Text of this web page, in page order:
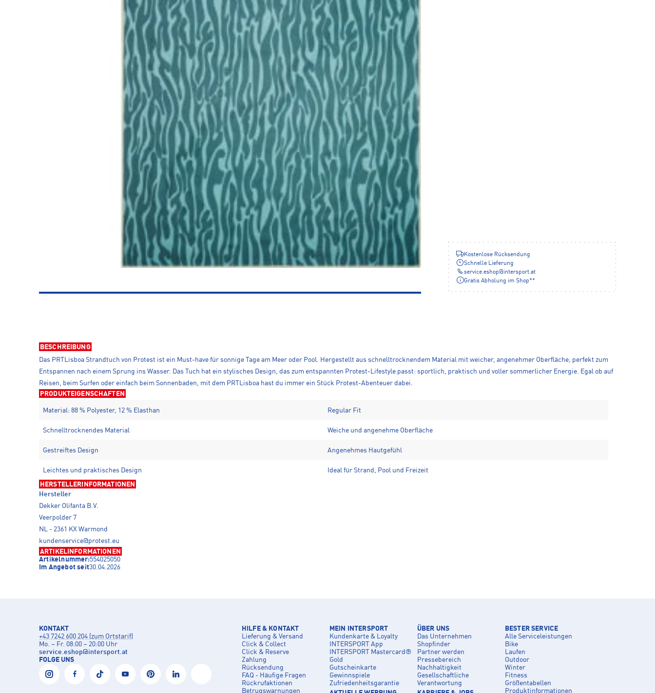
Kostenlose Rücksendung
Schnelle Lieferung
service.eshop@intersport.at
Gratis Abholung im Shop**
BESCHREIBUNG
Das PRTLisboa Strandtuch von Protest ist ein Must-have für sonnige Tage am Meer oder Pool. Hergestellt aus schnelltrocknendem Material mit weicher, angenehmer Oberfläche, perfekt zum
Entspannen nach einem Sprung ins Wasser. Das Tuch hat ein stylisches Design, das zum entspannten Protest-Lifestyle passt: sportlich, praktisch und voller sommerlicher Energie. Egal ob auf
Reisen, beim Surfen oder einfach beim Sonnenbaden, mit dem PRTLisboa hast du immer ein Stück Protest-Abenteuer dabei.
PRODUKTEIGENSCHAFTEN
Material: 88 % Polyester, 12 % Elasthan Regular Fit
Schnelltrocknendes Material Weiche und angenehme Oberfläche
Gestreiftes Design Angenehmes Hautgefühl
Leichtes und praktisches Design Ideal für Strand, Pool und Freizeit
HERSTELLERINFORMATIONEN
Hersteller
Dekker Olifanta B.V.
Veerpolder 7
NL - 2361 KX Warmond
kundenservice@protest.eu
ARTIKELINFORMATIONEN
Artikelnummer:554025050
Im Angebot seit30.04.2026
KONTAKT
+43 7242 600 204 (zum Ortstarif)
Mo. – Fr. 08:00 – 20:00 Uhr
service.eshop@intersport.at
FOLGE UNS
HILFE & KONTAKT
Lieferung & Versand
Click & Collect
Click & Reserve
Zahlung
Rücksendung
FAQ - Häufige Fragen
Rückrufaktionen
Betrugswarnungen
MEIN INTERSPORT
Kundenkarte & Loyalty
INTERSPORT App
INTERSPORT Mastercard®
Gold
Gutscheinkarte
Gewinnspiele
Zufriedenheitsgarantie
ÜBER UNS
Das Unternehmen
Shopfinder
Partner werden
Pressebereich
Nachhaltigkeit
Gesellschaftliche
Verantwortung
BESTER SERVICE
Alle Serviceleistungen
Bike
Laufen
Outdoor
Winter
Fitness
Größentabellen
Produktinformationen